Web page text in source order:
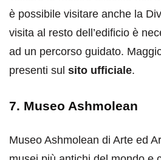
è possibile visitare anche la
visita al resto dell’edificio è
ad un percorso guidato.
presenti sul sito ufficiale.
7. Museo Ashmolean
Museo Ashmolean di Arte ed